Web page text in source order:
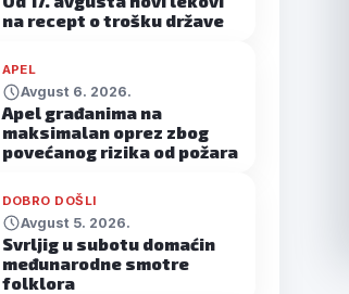
na recept o trošku države
APEL
Avgust 6. 2026.
Apel građanima na
maksimalan oprez zbog
povećanog rizika od požara
DOBRO DOŠLI
Avgust 5. 2026.
Svrljig u subotu domaćin
međunarodne smotre
folklora